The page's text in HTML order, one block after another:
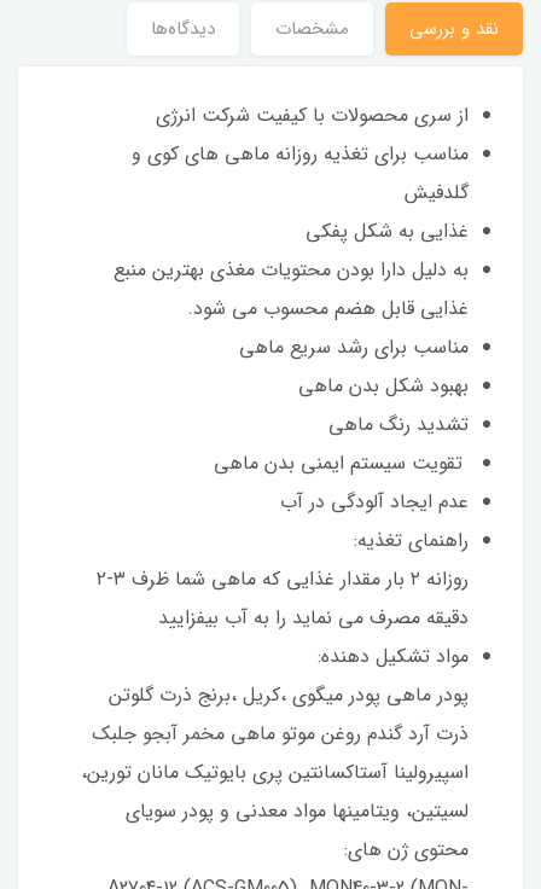
نقد و بررسی مشخصات دیدگاه‌ها
از سری محصولات با کیفیت شرکت انرژی
مناسب برای تغذیه روزانه ماهی های کوی و
گلدفیش
غذایی به شکل پفکی
به دلیل دارا بودن محتویات مغذی بهترین منبع
غذایی قابل هضم محسوب می شود.
مناسب برای رشد سریع ماهی
بهبود شکل بدن ماهی
تشدید رنگ ماهی
تقویت سیستم ایمنی بدن ماهی
عدم ایجاد آلودگی در آب
راهنمای تغذیه:
روزانه ۲ بار مقدار غذایی که ماهی شما ظرف ۳-۲
دقیقه مصرف می نماید را به آب بیفزایید
مواد تشکیل دهنده:
پودر ماهی پودر میگوی ،کریل ،برنج ذرت گلوتن
ذرت آرد گندم روغن موتو ماهی مخمر آبجو جلبک
اسپیرولینا آستاکسانتین پری بایوتیک مانان تورین،
لسیتین، ویتامینها مواد معدنی و پودر سویای
محتوی ژن های: